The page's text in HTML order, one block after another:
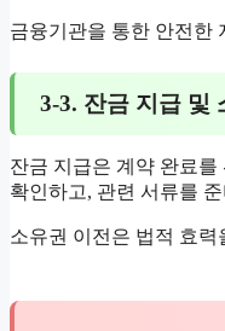
금융기관을 통한 안전한
3-3. 잔금 지급 및
잔금 지급은 계약 완료
확인하고, 관련 서류를
소유권 이전은 법적 효